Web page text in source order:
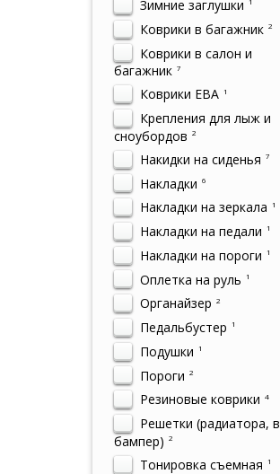
Зимние заглушки
Коврики в багажник 2
Коврики в салон и
багажник 7
Коврики ЕВА 1
Крепления для лыж и
сноубордов 2
Накидки на сиденья 7
Накладки 6
Накладки на зеркала 1
Накладки на педали 1
Накладки на пороги 1
Оплетка на руль 1
Органайзер 2
Педальбустер 1
Подушки 1
Пороги 2
Резиновые коврики 4
Решетки (радиатора, в
бампер) 2
Тонировка съемная 1